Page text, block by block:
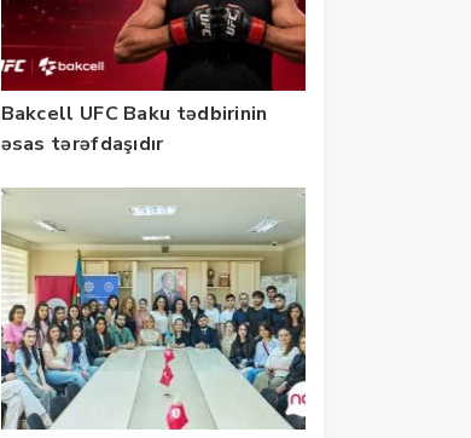
Bakcell UFC Baku tədbirinin
əsas tərəfdaşıdır